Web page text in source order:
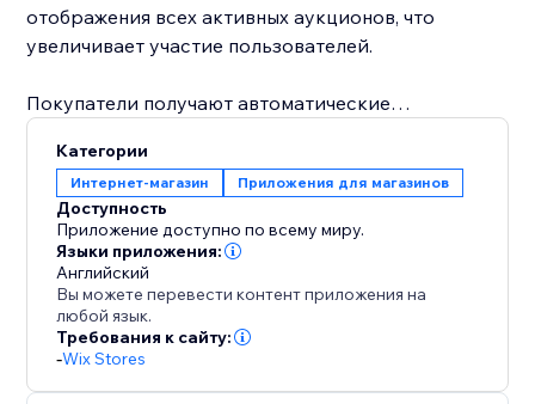
отображения всех активных аукционов, что
увеличивает участие пользователей.
Покупатели получают автоматические
или когда они выигрывают, с прямыми ссылками
для быстрой оплаты. Управляйте аукционами,
отслеживайте ставки и анализируйте доход прямо
из панели управления.
Создавайте эксклюзивность, распродавайте
остатки или делайте покупки более
увлекательными с Auction Store. Превратите
товары в захватывающие аукционы и увеличьте
Категории
Интернет-магазин Приложения для магазинов
Доступность
Приложение доступно по всему миру.
Языки приложения:
Английский
Вы можете перевести контент приложения на
любой язык.
Требования к сайту:
-Wix Stores